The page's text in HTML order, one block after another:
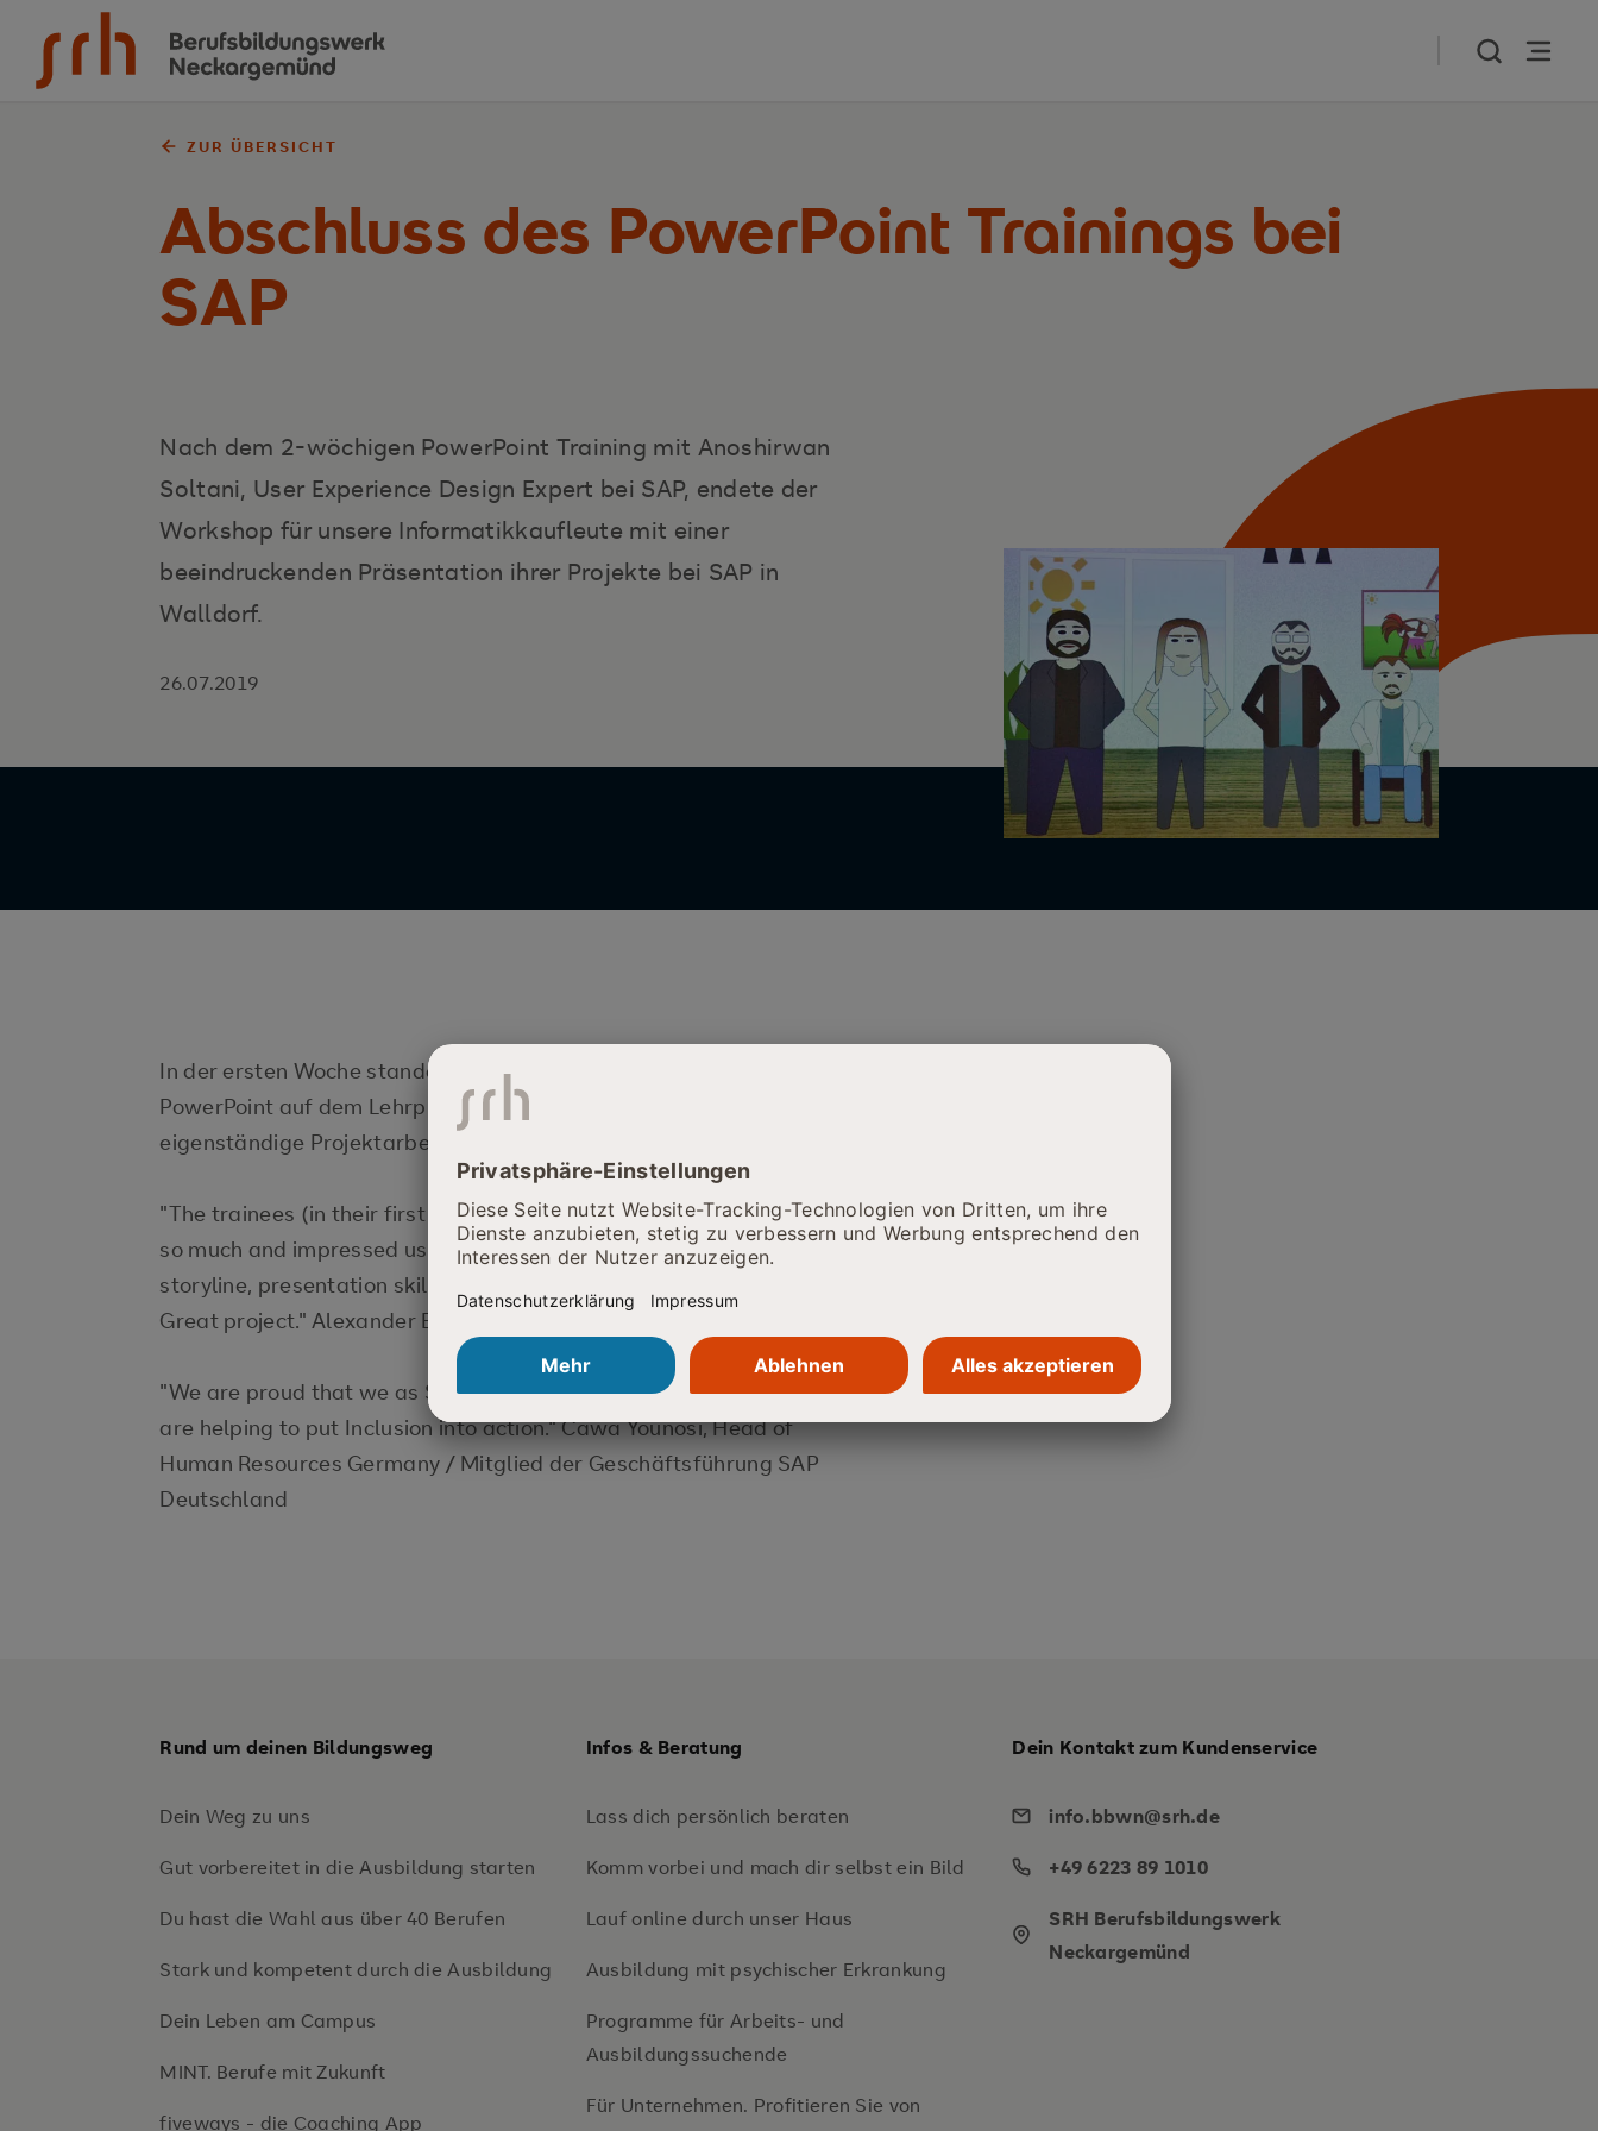
Zum Inhalt springen
ZUR ÜBERSICHT
Abschluss des PowerPoint Trainings bei
SAP
26.07.2019
Nach dem 2-wöchigen PowerPoint Training mit Anoshirwan
Soltani, User Experience Design Expert bei SAP, endete der
Workshop für unsere Informatikkaufleute mit einer
beeindruckenden Präsentation ihrer Projekte bei SAP in
Walldorf.
In der ersten Woche standen Visualisierungsmöglichkeiten in
PowerPoint auf dem Lehrplan. Dem folgte in der zweiten Woche die
eigenständige Projektarbeit.
"The trainees (in their first year of vocational training) have learned
so much and impressed us with much more than ppt slides. Building a
storyline, presentation skills, appearance in front of a large group ....
Great project." Alexander Eckhardt, Inclusion Lead bei SAP
"We are proud that we as SAP have been partner for 23 years and
are helping to put Inclusion into action." Cawa Younosi, Head of
Human Resources Germany / Mitglied der Geschäftsführung SAP
Deutschland
Rund um deinen Bildungsweg
Dein Weg zu uns
Gut vorbereitet in die Ausbildung starten
Du hast die Wahl aus über 40 Berufen
Stark und kompetent durch die Ausbildung
Dein Leben am Campus
MINT. Berufe mit Zukunft
fiveways - die Coaching App
Infos & Beratung
Lass dich persönlich beraten
Komm vorbei und mach dir selbst ein Bild
Lauf online durch unser Haus
Ausbildung mit psychischer Erkrankung
Programme für Arbeits- und
Ausbildungssuchende
Für Unternehmen. Profitieren Sie von
Dein Kontakt zum Kundenservice
info.bbwn@srh.de
+49 6223 89 1010
SRH Berufsbildungswerk
Neckargemünd